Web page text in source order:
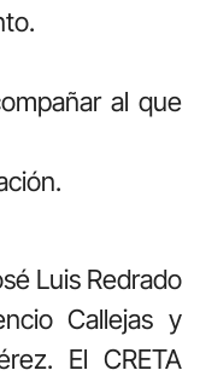
al que
Luis Redrado
Callejas y
El CRETA